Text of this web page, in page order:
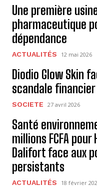
Une première
pharmaceutique
dépendance
ACTUALITÉS 12 mai 2026
Diodio Glow Skin
scandale financier
SOCIETE 27 avril 2026
Santé
millions FCFA pour
Dalifort face aux
persistants
ACTUALITÉS 18 février